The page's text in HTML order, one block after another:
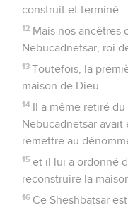
construit et terminé.
12 Mais nos ancêtres
Nebucadnetsar, roi
13 Toutefois, la
maison de Dieu.
14 Il a même retiré
Nebucadnetsar
remettre au
15 et il lui a ordonné
reconstruire la
16 Ce Sheshbatsar